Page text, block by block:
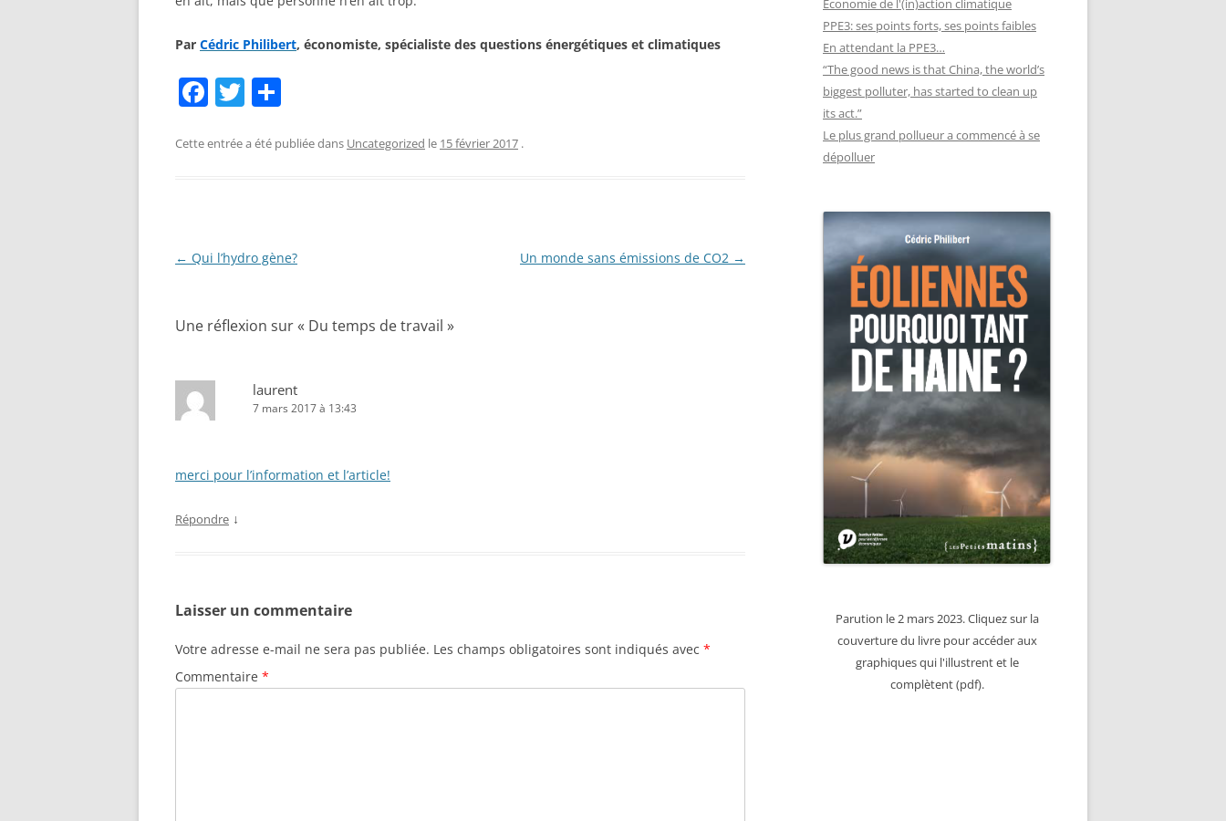
Par Cédric Philibert, économiste, spécialiste des questions énergétiques et climatiques
F
c
o
T
itt ta
Cette entrée a été publiée dans Uncategorized le 15 février 2017 .
Navigation
← Qui l’hydro gène? Un monde sans émissions de CO2 →
Une réflexion sur « Du temps de travail »
laurent
7 mars 2017 à 13:43
merci pour l’information et l’article!
Répondre ↓
Laisser un commentaire
Votre adresse e-mail ne sera pas publiée. Les champs obligatoires sont indiqués avec *
Commentaire *
PPE3: ses points forts, ses points faibles
En attendant la PPE3…
“The good news is that China, the world’s
biggest polluter, has started to clean up
its act.”
Le plus grand pollueur a commencé à se
dépolluer
Parution le 2 mars 2023. Cliquez sur la
couverture du livre pour accéder aux
graphiques qui l'illustrent et le
complètent (pdf).